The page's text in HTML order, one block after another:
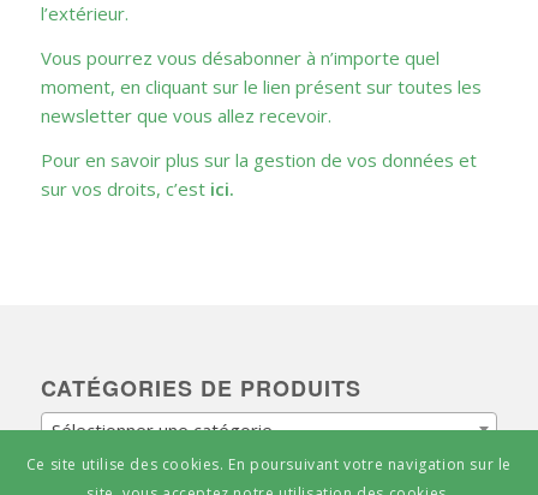
l’extérieur.
Vous pourrez vous désabonner à n’importe quel
moment, en cliquant sur le lien présent sur toutes les
newsletter que vous allez recevoir.
Pour en savoir plus sur la gestion de vos données et
sur vos droits, c’est ici.
CATÉGORIES DE PRODUITS
Sélectionner une catégorie
Ce site utilise des cookies. En poursuivant votre navigation sur le